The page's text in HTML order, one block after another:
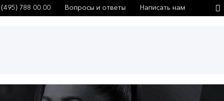
788 00 00 Вопросы и ответы Написать нам